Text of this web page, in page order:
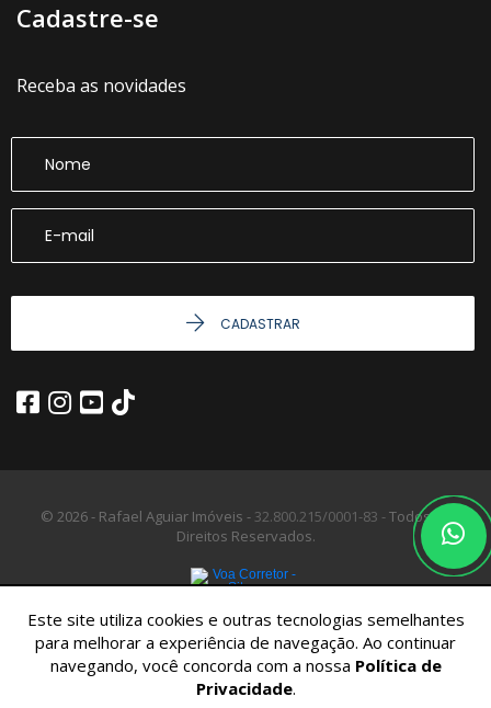
Cadastre-se
Receba as novidades
CADASTRAR
© 2026 - Rafael Aguiar Imóveis - 32.800.215/0001-83 -Todos os
Direitos Reservados.
Este site utiliza cookies e outras tecnologias semelhantes
para melhorar a experiência de navegação. Ao continuar
navegando, você concorda com a nossa Política de
Privacidade.